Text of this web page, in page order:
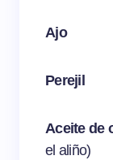
Ajo
Perejil
Aceite de
el aliño)